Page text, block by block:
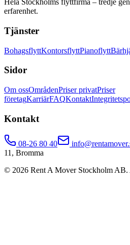
Hela Stockholms flyttfirma – tredje
erfarenhet.
Tjänster
BohagsflyttKontorsflyttPianoflytt
Sidor
Om ossOmrådenPriser privatPriser
företagKarriärFAQKontakt
Kontakt
08-26 80 40
11, Bromma
© 2026 Rent A Mover Stockholm AB.